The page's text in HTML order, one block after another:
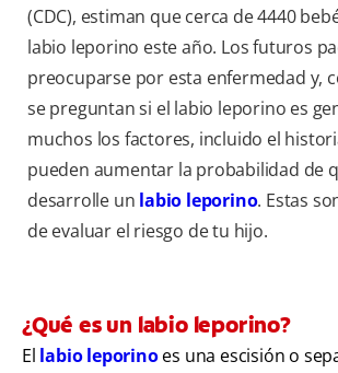
(CDC), estiman que cerca de 4440
labio leporino este año. Los futuros
preocuparse por esta enfermedad y,
se preguntan si el labio leporino es
muchos los factores, incluido el
pueden aumentar la probabilidad de
desarrolle un labio leporino. Estas
de evaluar el riesgo de tu hijo.
¿Qué es un labio leporino?
El labio leporinoes una escisión o